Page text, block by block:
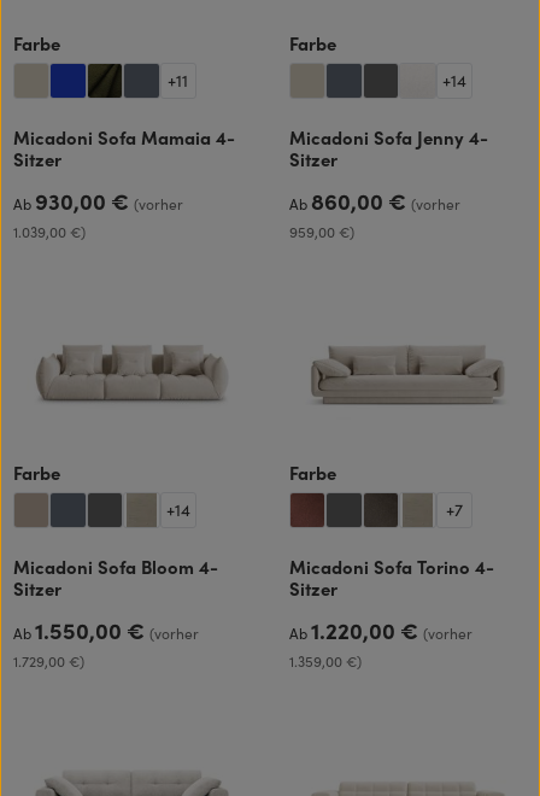
Farbeauswählen
+11
Micadoni Sofa Mamaia 4-
Sitzer
Regulärer Preis:
Ab 930,00 €(vorher
1.039,00 €)
Farbeauswählen
+14
Micadoni Sofa Jenny 4-
Sitzer
Regulärer Preis:
Ab 860,00 €(vorher
959,00 €)
Farbeauswählen
+14
Micadoni Sofa Bloom 4-
Sitzer
Regulärer Preis:
Ab1.550,00 €(vorher
1.729,00 €)
Farbeauswählen
+7
Micadoni Sofa Torino 4-
Sitzer
Regulärer Preis:
Ab1.220,00 €(vorher
1.359,00 €)